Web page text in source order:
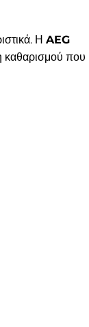
Η AEG
καθαρισμού που